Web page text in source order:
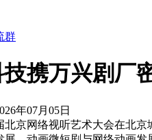
群
携万兴剧厂
年07月05日
北京网络视听艺术大会在北